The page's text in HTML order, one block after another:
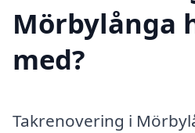
Mörbylånga
med?
Takrenovering i